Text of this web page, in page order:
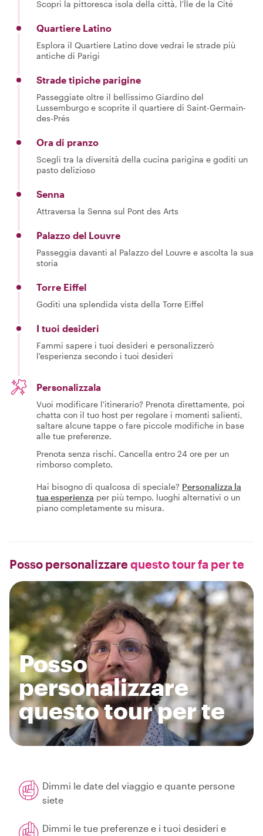
Scopri la pittoresca isola della città, l'Île de la Cité
Quartiere Latino
Esplora il Quartiere Latino dove vedrai le strade più
antiche di Parigi
Strade tipiche parigine
Passeggiate oltre il bellissimo Giardino del
Lussemburgo e scoprite il quartiere di Saint-Germain-
des-Prés
Ora di pranzo
Scegli tra la diversità della cucina parigina e goditi un
pasto delizioso
Senna
Attraversa la Senna sul Pont des Arts
Palazzo del Louvre
Passeggia davanti al Palazzo del Louvre e ascolta la sua
storia
Torre Eiffel
Goditi una splendida vista della Torre Eiffel
I tuoi desideri
Fammi sapere i tuoi desideri e personalizzerò
l'esperienza secondo i tuoi desideri
Personalizzala
Vuoi modificare l'itinerario? Prenota direttamente, poi
chatta con il tuo host per regolare i momenti salienti,
saltare alcune tappe o fare piccole modifiche in base
alle tue preferenze.
Prenota senza rischi. Cancella entro 24 ore per un
rimborso completo.
Hai bisogno di qualcosa di speciale? Personalizza la
tua esperienza per più tempo, luoghi alternativi o un
piano completamente su misura.
Posso personalizzarequesto tour fa per te
Posso
personalizzare
questo tour per te
Dimmi le date del viaggio e quante persone
siete
Dimmi le tue preferenze e i tuoi desideri e